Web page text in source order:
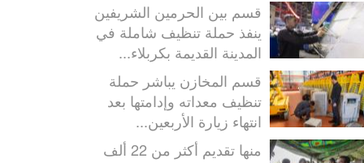
قسم بين الحرمين الشريفين
ينفذ حملة تنظيف شاملة في
المدينة القديمة بكربلاء...
قسم المخازن يباشر حملة
تنظيف معداته وإدامتها بعد
انتهاء زيارة الأربعين...
منها تقديم أكثر من 22 ألف